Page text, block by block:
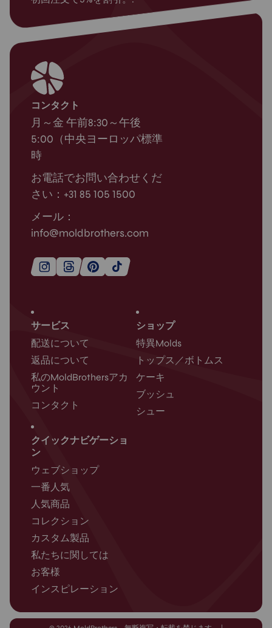
サービス
配送について
返品について
私のMoldBrothersアカ
ウント
コンタクト
ショップ
特異Molds
トップス／ボトムス
ケーキ
ブッシュ
シュー
クイックナビゲーショ
ン
ウェブショップ
一番人気
人気商品
コレクション
カスタム製品
私たちに関しては
お客様
インスピレーション
コンタクト
月～金 午前8:30～午後
5:00（中央ヨーロッパ標準
時
お電話でお問い合わせくだ
さい：+31 85 105 1500
メール：
info@moldbrothers.com